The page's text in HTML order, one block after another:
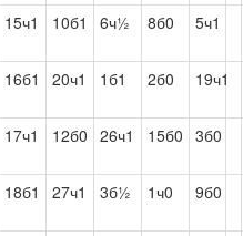
15ч1 10б1 6ч½ 8б0 5ч1
16б1 20ч1 1б1 2б0 19ч1
17ч1 12б0 26ч1 15б0 3б0
18б1 27ч1 3б½ 1ч0 9б0